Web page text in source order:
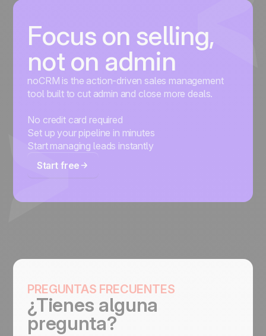
Focus on selling,
not on admin
noCRM is the action-driven sales management
tool built to cut admin and close more deals.
No credit card required
Set up your pipeline in minutes
Start managing leads instantly
Start free
PREGUNTAS FRECUENTES
¿Tienes alguna
pregunta?